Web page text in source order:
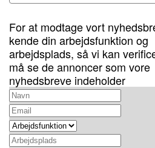
For at modtage vort
kende din arbejdsfunktion og
arbejdsplads, så vi kan
må se de annoncer som vore
nyhedsbreve indeholder